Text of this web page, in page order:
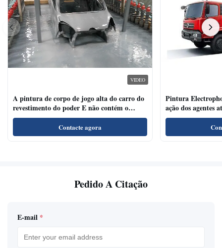
VIDEO
A pintura de corpo de jogo alta do carro do
revestimento do poder E não contém o
metal pesado
Contacte agora
Pintura
ação dos agentes
para veículos
Pedido A Citação
E-mail *